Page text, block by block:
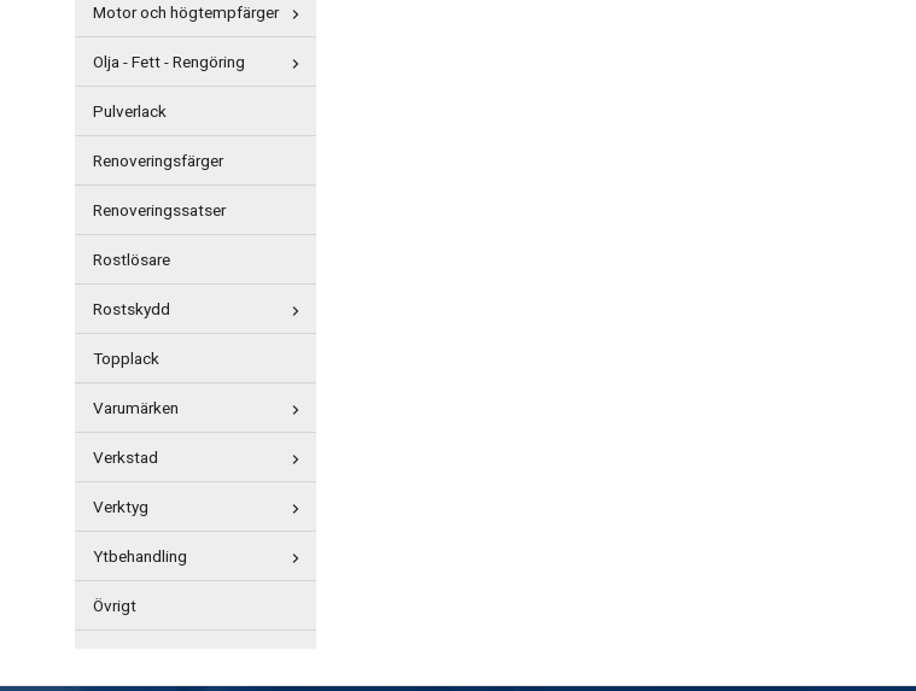
Motor och högtempfärger
Olja - Fett - Rengöring
Pulverlack
Renoveringsfärger
Renoveringssatser
Rostlösare
Rostskydd
Topplack
Varumärken
Verkstad
Verktyg
Ytbehandling
Övrigt